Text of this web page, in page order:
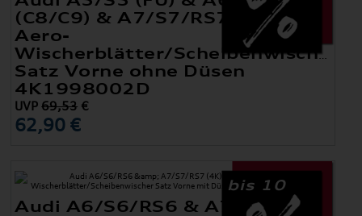
(C8/C9) & A7/S7/RS7 (4K)
Aero-
Wischerblätter/Scheibenwischer
Satz Vorne ohne Düsen
4K1998002D
UVP69,53 €
62,90 €
bis 10
Audi A6/S6/RS6 & A7/S7/RS7